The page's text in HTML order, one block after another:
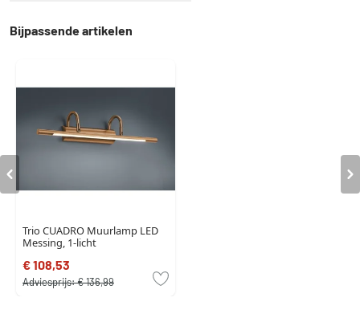
Bijpassende artikelen
Trio CUADRO Muurlamp LED
Messing, 1-licht
€ 108,53
Adviesprijs:€ 136,99